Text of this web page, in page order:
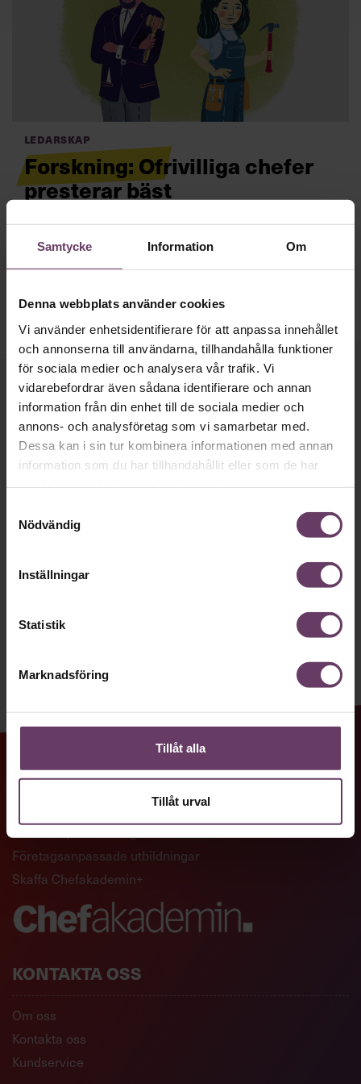
Samtycke Information Om
Denna webbplats använder cookies
Vi använder enhetsidentifierare för att anpassa innehållet
och annonserna till användarna, tillhandahålla funktioner
för sociala medier och analysera vår trafik. Vi
vidarebefordrar även sådana identifierare och annan
information från din enhet till de sociala medier och
annons- och analysföretag som vi samarbetar med.
Dessa kan i sin tur kombinera informationen med annan
information som du har tillhandahållit eller som de har
Nödvändig
Inställningar
Statistik
Marknadsföring
Tillåt alla
Tillåt urval
Logga in
Villkor och policy för
personuppgiftsbehandling
Ledarskap
Forskning: Ofrivilliga chefer
presterar bäst
De som gärna vill bli chefer är inte nödvändigtvis de
bäst lämpade. Det visar en internationell studie där
svenska forskare medverkat.
Håll dig uppdaterad med våra
nyhetsbrev!
Våra populära nyhetsbrev samlar varje
vecka det bästa från Chef och
Chefakademin. Ledarskapsnytta och
inspiration för dig som är chef, ledare
prenumerera idag! Det är helt kostnadsfritt.
GENVÄGAR
Företagsanpassade utbildningar
Skaffa Chefakademin+
KONTAKTA OSS
Om oss
Kontakta oss
Kundservice